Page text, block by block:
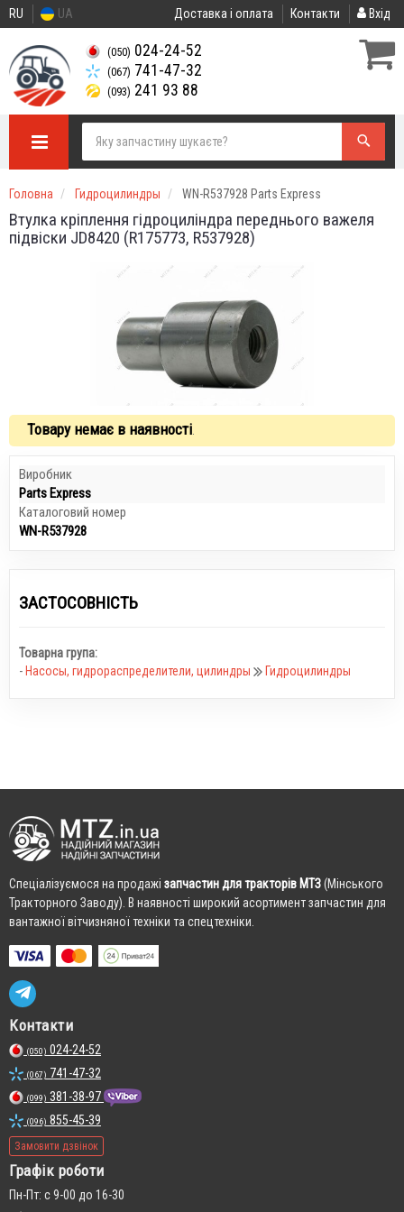
RU UA Доставка і оплата Контакти Вхід
(050) 024-24-52
(067) 741-47-32
(093) 241 93 88
Головна Гидроцилиндры WN-R537928 Parts Express
Втулка кріплення гідроциліндра переднього важеля
підвіски JD8420 (R175773, R537928)
Товару немає в наявності
Виробник
Parts Express
Каталоговий номер
WN-R537928
ЗАСТОСОВНІСТЬ
Товарна група:
- Насосы, гидрораспределители, цилиндры Гидроцилиндры
Cпеціалізуємося на продажі запчастин для тракторів МТЗ(Мінського
Тракторного Заводу). В наявності широкий асортимент запчастин для
вантажної вітчизняної техніки та спецтехніки.
Контакти
(050) 024-24-52
(067) 741-47-32
(099) 381-38-97
(096) 855-45-39
Замовити дзвінок
Графік роботи
Пн-Пт: с 9-00 до 16-30